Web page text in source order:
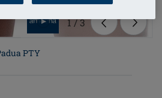
1/3
PTY